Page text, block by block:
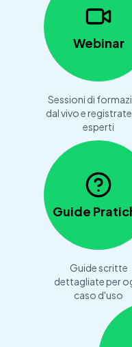
Webinar
Sessioni di
dal vivo e
esperti
Guide
Guide scritte
dettagliate per
caso d'uso